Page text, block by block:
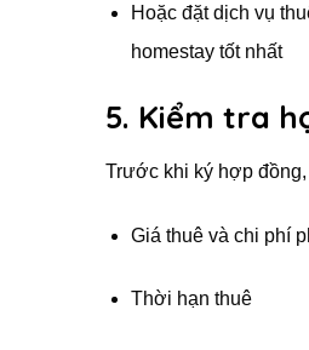
Hoặc đặt dịch vụ
homestay tốt nhất
5. Kiểm tra
Trước khi ký hợp đồng,
Giá thuê và chi phí
Thời hạn thuê